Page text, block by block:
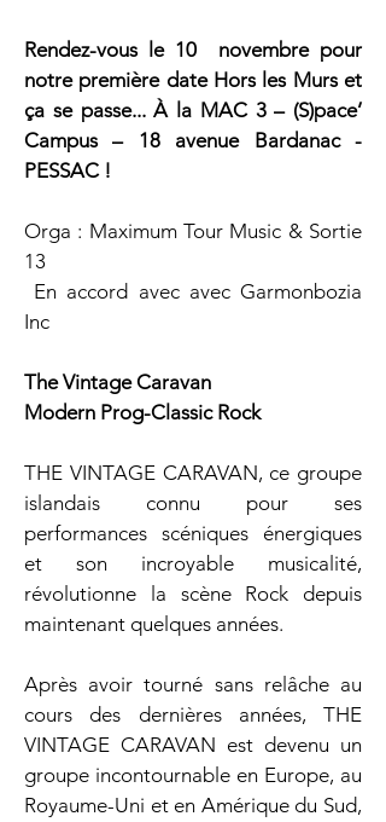
Rendez-vous le 10  novembre pour
notre première date Hors les Murs et
ça se passe... À la MAC 3 – (S)pace’
Campus – 18 avenue Bardanac -
PESSAC !
Orga : Maximum Tour Music & Sortie
13
En accord avec avec Garmonbozia
Inc
The Vintage Caravan
Modern Prog-Classic Rock
THE VINTAGE CARAVAN, ce groupe
islandais connu pour ses
performances scéniques énergiques
et son incroyable musicalité,
révolutionne la scène Rock depuis
maintenant quelques années.
Après avoir tourné sans relâche au
cours des dernières années, THE
VINTAGE CARAVAN est devenu un
groupe incontournable en Europe, au
Royaume-Uni et en Amérique du Sud,